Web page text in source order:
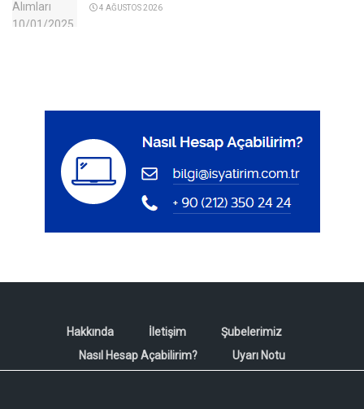
4 AĞUSTOS 2026
Hakkında İletişim
Şubelerimiz
Nasıl Hesap Açabilirim?
Uyarı Notu